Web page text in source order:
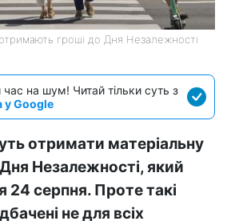
отримають гроші до Дня Незалежності
на шум! Читай тільки суть з
у Google
отримати матеріальну
Незалежності, який
24 серпня. Проте такі
не для всіх